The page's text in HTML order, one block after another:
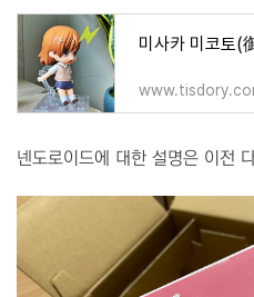
미사카 미코토(
넨도로이드에 대한 설명은 이전